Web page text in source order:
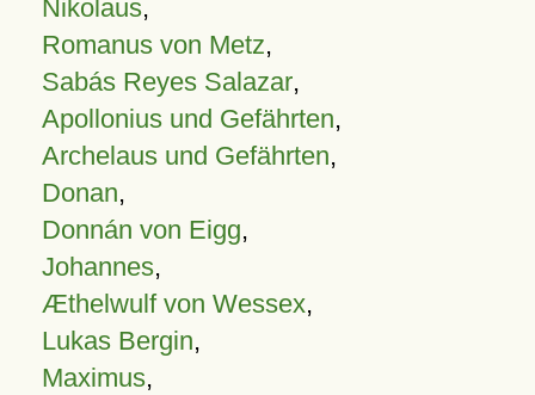
Nikolaus,
Romanus von Metz,
Sabás Reyes Salazar,
Apollonius und Gefährten,
Archelaus und Gefährten,
Donan,
Donnán von Eigg,
Johannes,
Æthelwulf von Wessex,
Lukas Bergin,
Maximus,